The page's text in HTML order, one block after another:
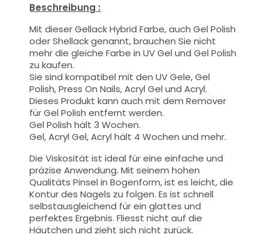
Beschreibung :
Mit dieser Gellack Hybrid Farbe, auch Gel Polish
oder Shellack genannt, brauchen Sie nicht
mehr die gleiche Farbe in UV Gel und Gel Polish
zu kaufen.
Sie sind kompatibel mit den UV Gele, Gel
Polish, Press On Nails, Acryl Gel und Acryl.
Dieses Produkt kann auch mit dem Remover
für Gel Polish entfernt werden.
Gel Polish hält 3 Wochen.
Gel, Acryl Gel, Acryl hält 4 Wochen und mehr.
Die Viskosität ist ideal für eine einfache und
präzise Anwendung.Mit seinem hohen
QualitätsPinsel in Bogenform, ist es leicht, die
Kontur des Nagels zu folgen. Es ist schnell
selbstausgleichend für ein glattes und
perfektes Ergebnis. Fliesst nicht auf die
Häutchen und zieht sich nicht zurück.